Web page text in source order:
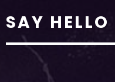
SAY HELLO